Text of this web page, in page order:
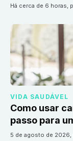
há cerca de 6 horas,
VIDA SAUDÁVEL
Como usar
passo para
5 de agosto de 2026